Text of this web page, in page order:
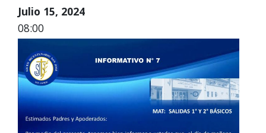
Julio 15, 2024
08:00